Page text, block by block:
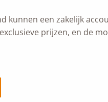
kunnen een zakelijk
prijzen, en de